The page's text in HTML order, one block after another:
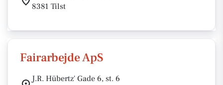
8381 Tilst
Fairarbejde ApS
J.R. Hübertz' Gade 6, st. 6